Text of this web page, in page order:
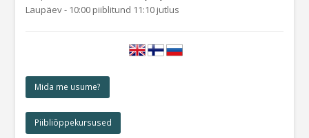
Laupäev - 10:00 piiblitund 11:10 jutlus
Mida me usume?
Piibliõppekursused